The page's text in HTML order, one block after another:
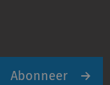
Abonneer